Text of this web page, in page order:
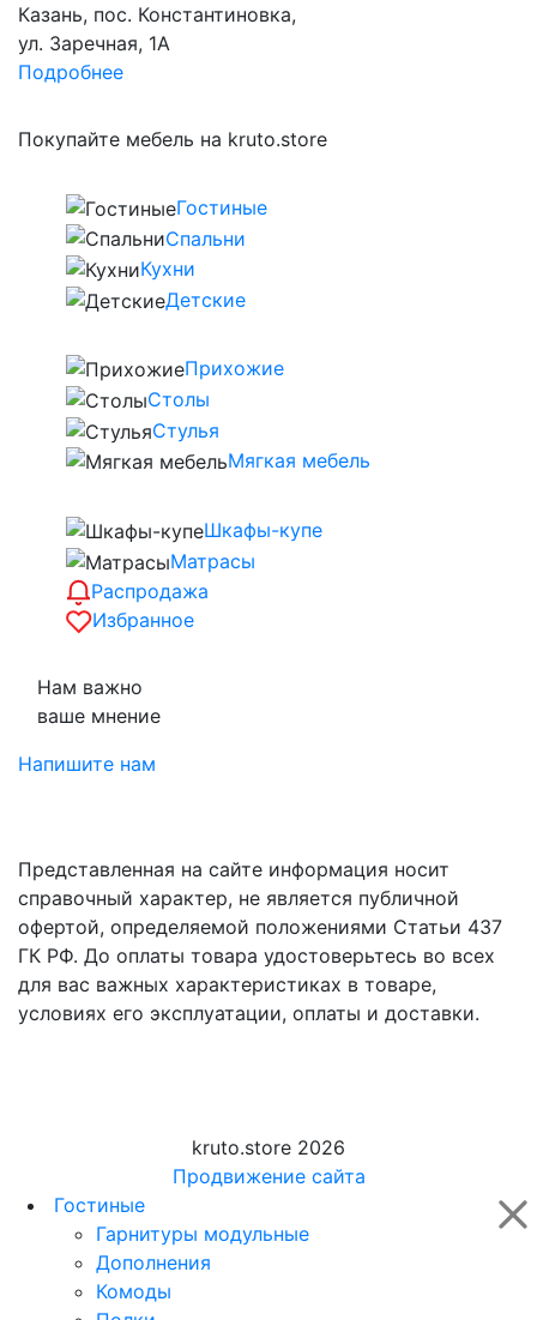
Казань, пос. Константиновка,
ул. Заречная, 1А
Подробнее
Покупайте мебель на kruto.store
Гостиные
Спальни
Кухни
Детские
Прихожие
Столы
Стулья
Мягкая мебель
Шкафы-купе
Матрасы
Распродажа
Избранное
Нам важно
ваше мнение
Напишите нам
Представленная на сайте информация носит
справочный характер, не является публичной
офертой, определяемой положениями Статьи 437
ГК РФ. До оплаты товара удостоверьтесь во всех
для вас важных характеристиках в товаре,
условиях его эксплуатации, оплаты и доставки.
kruto.store 2026
Продвижение сайта
Гостиные
Гарнитуры модульные
Дополнения
Комоды